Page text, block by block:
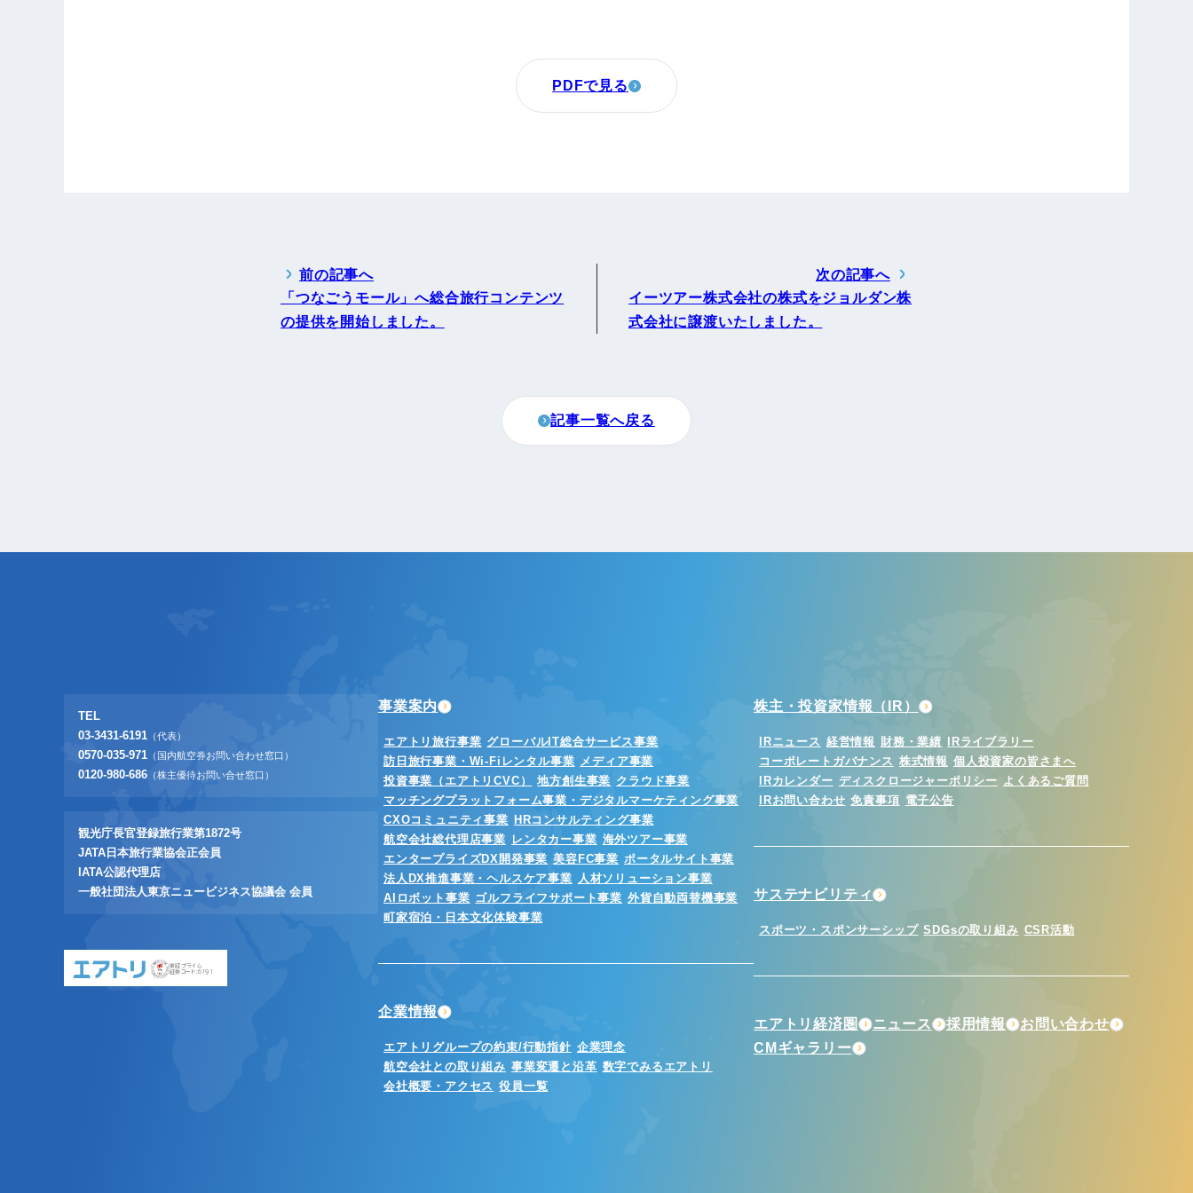
PDFで見る
前の記事へ
「つなごうモール」へ総合旅行コンテンツ
の提供を開始しました。
次の記事へ
イーツアー株式会社の株式をジョルダン株
式会社に譲渡いたしました。
記事一覧へ戻る
TEL
03-3431-6191 （代表）
0570-035-971 （国内航空券お問い合わせ窓口）
0120-980-686 （株主優待お問い合せ窓口）
観光庁長官登録旅行業第1872号
JATA日本旅行業協会正会員
IATA公認代理店
一般社団法人東京ニュービジネス協議会 会員
東証プライム
証券コード:6191
事業案内
エアトリ旅行事業 グローバルIT総合サービス事業
訪日旅行事業・Wi-Fiレンタル事業 メディア事業
投資事業（エアトリCVC）
地方創生事業 クラウド事業
マッチングプラットフォーム事業・デジタルマーケティング事業
CXOコミュニティ事業 HRコンサルティング事業
航空会社総代理店事業 レンタカー事業 海外ツアー事業
エンタープライズDX開発事業 美容FC事業 ポータルサイト事業
法人DX推進事業・ヘルスケア事業 人材ソリューション事業
AIロボット事業 ゴルフライフサポート事業 外貨自動両替機事業
町家宿泊・日本文化体験事業
企業情報
エアトリグループの約束/行動指針 企業理念
航空会社との取り組み 事業変遷と沿革 数字でみるエアトリ
会社概要・アクセス 役員一覧
株主・投資家情報（IR）
IRニュース 経営情報 財務・業績
IRライブラリー
コーポレートガバナンス 株式情報 個人投資家の皆さまへ
IRカレンダー ディスクロージャーポリシー よくあるご質問
IRお問い合わせ 免責事項 電子公告
サステナビリティ
スポーツ・スポンサーシップ SDGsの取り組み CSR活動
エアトリ経済圏 ニュース 採用情報
お問い合わせ
CMギャラリー